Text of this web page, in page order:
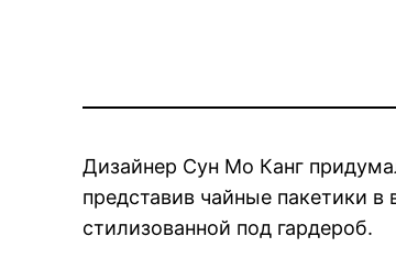
Дизайнер Сун Мо Канг
представив чайные пакетики
стилизованной под гардероб.